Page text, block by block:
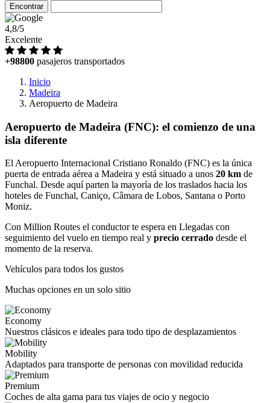
Encontrar
4,8/5
Excelente
+98800 pasajeros transportados
Inicio
Madeira
Aeropuerto de Madeira
Aeropuerto de Madeira (FNC): el comienzo de una
isla diferente
El Aeropuerto Internacional Cristiano Ronaldo (FNC) es la única
puerta de entrada aérea a Madeira y está situado a unos 20 km de
Funchal. Desde aquí parten la mayoría de los traslados hacia los
hoteles de Funchal, Caniço, Câmara de Lobos, Santana o Porto
Moniz.
Con Million Routes el conductor te espera en Llegadas con
seguimiento del vuelo en tiempo real y precio cerrado desde el
momento de la reserva.
Vehículos para todos los gustos
Muchas opciones en un solo sitio
Economy
Nuestros clásicos e ideales para todo tipo de desplazamientos
Mobility
Adaptados para transporte de personas con movilidad reducida
Premium
Coches de alta gama para tus viajes de ocio y negocio